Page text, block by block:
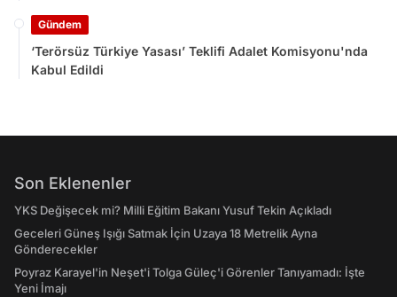
Gündem
‘Terörsüz Türkiye Yasası’ Teklifi Adalet Komisyonu'nda
Kabul Edildi
Son Eklenenler
YKS Değişecek mi? Milli Eğitim Bakanı Yusuf Tekin Açıkladı
Geceleri Güneş Işığı Satmak İçin Uzaya 18 Metrelik Ayna
Gönderecekler
Poyraz Karayel'in Neşet'i Tolga Güleç'i Görenler Tanıyamadı: İşte
Yeni İmajı